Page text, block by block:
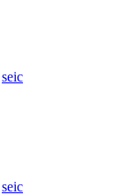
seic
seic